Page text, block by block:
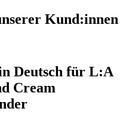
Kund:innen
Deutsch für L:A
Cream